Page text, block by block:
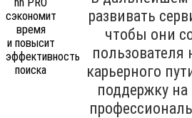
развивать
чтобы они
пользователя
карьерного
поддержку